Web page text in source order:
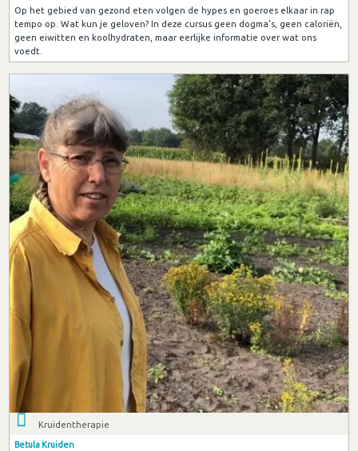
Op het gebied van gezond eten volgen de hypes en goeroes elkaar in rap
tempo op. Wat kun je geloven? In deze cursus geen dogma’s, geen caloriën,
geen eiwitten en koolhydraten, maar eerlijke informatie over wat ons
voedt.
Kruidentherapie
Betula Kruiden